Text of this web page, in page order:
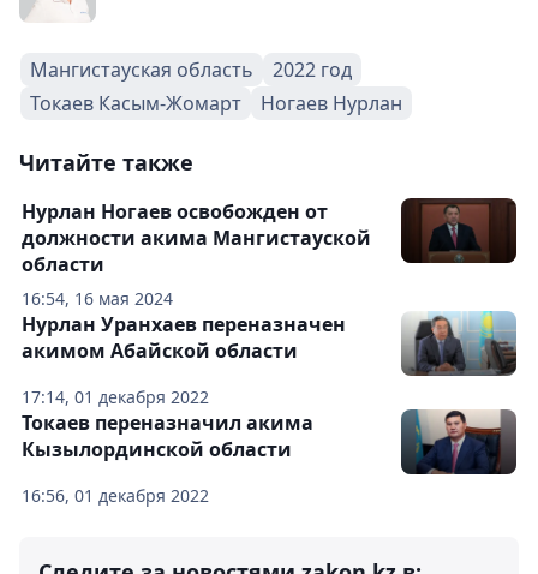
Мангистауская область
2022 год
Токаев Касым-Жомарт
Ногаев Нурлан
Читайте также
16:54, 16 мая 2024
Нурлан Ногаев освобожден от
должности акима Мангистауской
области
17:14, 01 декабря 2022
Нурлан Уранхаев переназначен
акимом Абайской области
16:56, 01 декабря 2022
Токаев переназначил акима
Кызылординской области